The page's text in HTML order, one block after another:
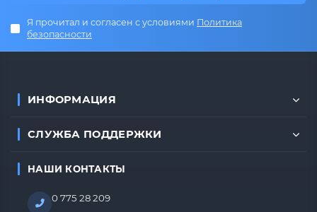
Я прочитал и согласен с условиями Политика
безопасности
ИНФОРМАЦИЯ
СЛУЖБА ПОДДЕРЖКИ
НАШИ КОНТАКТЫ
0 775 28 209